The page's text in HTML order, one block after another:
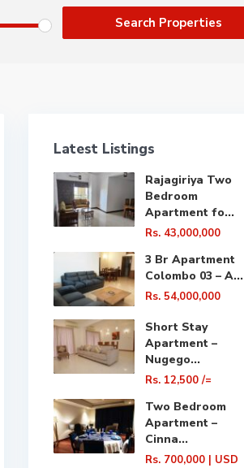
Latest Listings
Rajagiriya Two
Bedroom
Apartment fo...
Rs. 43,000,000
3 Br Apartment
Colombo 03 – A...
Rs. 54,000,000
Short Stay
Apartment –
Nugego...
Rs. 12,500/=
Two Bedroom
Apartment –
Cinna...
Rs. 700,000 | USD